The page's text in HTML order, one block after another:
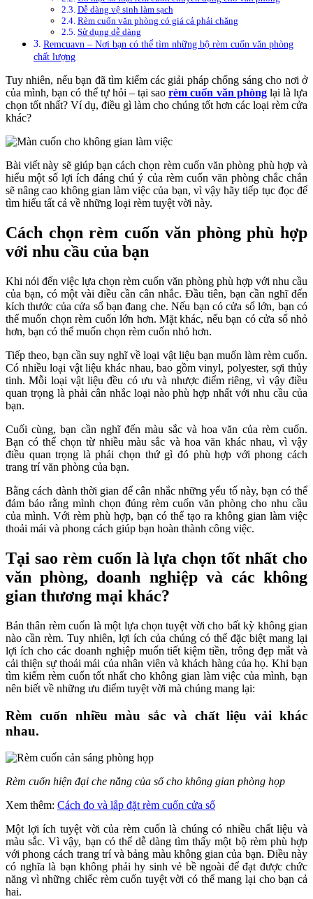
Dễ dàng vệ sinh làm sạch
Rèm cuốn văn phòng có giá cả phải chăng
Sử dụng dễ dàng
Remcuavn – Nơi bạn có thể tìm những bộ rèm cuốn văn phòng
chất lượng
Tuy nhiên, nếu bạn đã tìm kiếm các giải pháp chống sáng cho nơi ở
của mình, bạn có thể tự hỏi – tại saorèm cuốn văn phònglại là lựa
chọn tốt nhất? Ví dụ, điều gì làm cho chúng tốt hơn các loại rèm cửa
khác?
Bài viết này sẽ giúp bạn cách chọn rèm cuốn văn phòng phù hợp và
hiểu một số lợi ích đáng chú ý của rèm cuốn văn phòng chắc chắn
sẽ nâng cao không gian làm việc của bạn, vì vậy hãy tiếp tục đọc để
tìm hiểu tất cả về những loại rèm tuyệt vời này.
Cách chọn rèm cuốn văn phòng phù hợp
với nhu cầu của bạn
Khi nói đến việc lựa chọn rèm cuốn văn phòng phù hợp với nhu cầu
của bạn, có một vài điều cần cân nhắc. Đầu tiên, bạn cần nghĩ đến
kích thước của cửa sổ bạn đang che. Nếu bạn có cửa sổ lớn, bạn có
thể muốn chọn rèm cuốn lớn hơn. Mặt khác, nếu bạn có cửa sổ nhỏ
hơn, bạn có thể muốn chọn rèm cuốn nhỏ hơn.
Tiếp theo, bạn cần suy nghĩ về loại vật liệu bạn muốn làm rèm cuốn.
Có nhiều loại vật liệu khác nhau, bao gồm vinyl, polyester, sợi thủy
tinh. Mỗi loại vật liệu đều có ưu và nhược điểm riêng, vì vậy điều
quan trọng là phải cân nhắc loại nào phù hợp nhất với nhu cầu của
bạn.
Cuối cùng, bạn cần nghĩ đến màu sắc và hoa văn của rèm cuốn.
Bạn có thể chọn từ nhiều màu sắc và hoa văn khác nhau, vì vậy
điều quan trọng là phải chọn thứ gì đó phù hợp với phong cách
trang trí văn phòng của bạn.
Bằng cách dành thời gian để cân nhắc những yếu tố này, bạn có thể
đảm bảo rằng mình chọn đúng rèm cuốn văn phòng cho nhu cầu
của mình. Với rèm phù hợp, bạn có thể tạo ra không gian làm việc
thoải mái và phong cách giúp bạn hoàn thành công việc.
Tại sao rèm cuốn là lựa chọn tốt nhất cho
văn phòng, doanh nghiệp và các không
gian thương mại khác?
Bản thân rèm cuốn là một lựa chọn tuyệt vời cho bất kỳ không gian
nào cần rèm. Tuy nhiên, lợi ích của chúng có thể đặc biệt mang lại
lợi ích cho các doanh nghiệp muốn tiết kiệm tiền, trông đẹp mắt và
cải thiện sự thoải mái của nhân viên và khách hàng của họ. Khi bạn
tìm kiếm rèm cuốn tốt nhất cho không gian làm việc của mình, bạn
nên biết về những ưu điểm tuyệt vời mà chúng mang lại:
Rèm cuốn nhiều màu sắc và chất liệu vải khác
nhau.
Rèm cuốn hiện đại che nắng của sổ cho không gian phòng họp
Xem thêm: Cách đo và lắp đặt rèm cuốn cửa sổ
Một lợi ích tuyệt vời của rèm cuốn là chúng có nhiều chất liệu và
màu sắc. Vì vậy, bạn có thể dễ dàng tìm thấy một bộ rèm phù hợp
với phong cách trang trí và bảng màu không gian của bạn. Điều này
có nghĩa là bạn không phải hy sinh vẻ bề ngoài để đạt được chức
năng vì những chiếc rèm cuốn tuyệt vời có thể mang lại cho bạn cả
hai.